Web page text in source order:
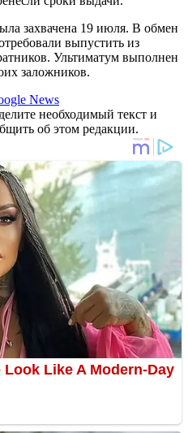
захвачена 19 июля. В обмен
выпустить из
Ультиматум выполнен
заложников.
News
необходимый текст и
об этом редакции.